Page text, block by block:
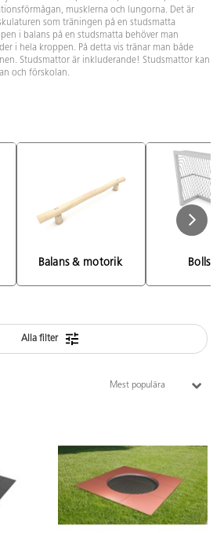
musklerna och lungorna. Det är
som träningen på en studsmatta
i balans på en studsmatta behöver man
i hela kroppen. På detta vis tränar man både
Studsmattor är inkluderande! Studsmattor kan
och förskolan.
Balans & motorik
Alla filter
Mest populära